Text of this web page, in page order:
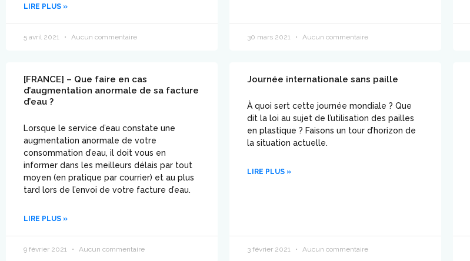
LIRE PLUS »
5 avril 2021 Aucun commentaire 30 mars 2021 Aucun commentaire
[FRANCE] – Que faire en cas
d’augmentation anormale de sa facture
d’eau ?
Lorsque le service d’eau constate une
augmentation anormale de votre
consommation d’eau, il doit vous en
informer dans les meilleurs délais par tout
moyen (en pratique par courrier) et au plus
tard lors de l’envoi de votre facture d’eau.
LIRE PLUS »
9 février 2021 Aucun commentaire
Journée internationale sans paille
À quoi sert cette journée mondiale ? Que
dit la loi au sujet de l’utilisation des pailles
en plastique ? Faisons un tour d’horizon de
la situation actuelle.
LIRE PLUS »
3 février 2021 Aucun commentaire